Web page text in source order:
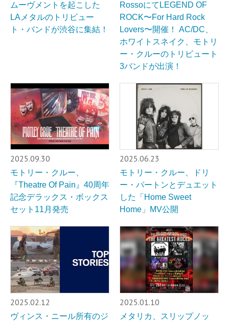
ムーヴメントを起こした
LAメタルのトリビュー
ト・バンドが渋谷に集結！
RossoにてLEGEND OF
ROCK〜For Hard Rock
Lovers〜開催！ AC/DC、
ホワイトスネイク、モトリ
ー・クルーのトリビュート
3バンドが出演！
2025.09.30
モトリー・クルー、
『Theatre Of Pain』40周年
記念デラックス・ボックス
セット11月発売
2025.06.23
モトリー・クルー、ドリ
ー・パートンとデュエット
した「Home Sweet
Home」MV公開
2025.02.12
ヴィンス・ニール所有のジ
2025.01.10
メタリカ、スリップノッ